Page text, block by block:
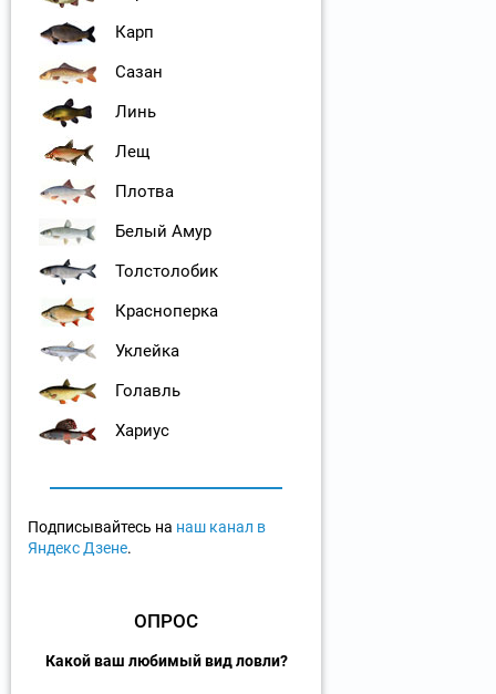
Карп
Сазан
Линь
Лещ
Плотва
Белый Амур
Толстолобик
Красноперка
Уклейка
Голавль
Хариус
Подписывайтесь на наш канал в
Яндекс Дзене.
ОПРОС
Какой ваш любимый вид ловли?